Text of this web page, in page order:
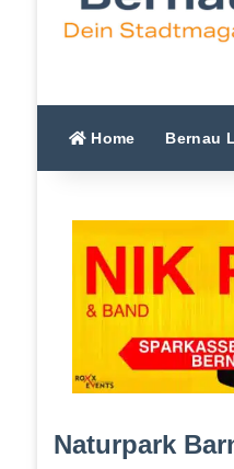
Home Bernau
Naturpark